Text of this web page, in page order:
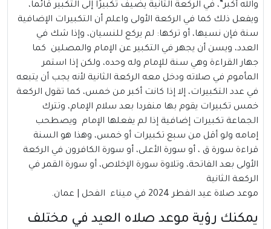
والله أكبر”، في الركعة الثانية يضيف تكبيرًا إلى التكبير قائما،
ويفعل ذلك كما في الركعة الأولى واعلم أن التكبيرات الإضافية
سنة فإن نسيها، أو تركها: لم يركع للنسيان، وإذا شك في
العدد، ويسن أن يجهر في التكبير عن الإمام والمصلين كما
جهار القراءة وهي سنة للإمام وله وحده، ولكن إذا استمر
المأموم في صلاته ودخل معه الركعة الثانية لأنه يجب أن يتبعه
في عدد التكبيرات، إلا إذا كانت أكبر من خمس، كما تقول الركعة
خمس تكبيرات يقوم بها منفردا بعد سلام الإمام، وتترك
الجماعة تكبيرات إضافية إذا لم يفعلها الإمام ويصطحب
إمامه ولو أقل من سبع تكبيرات أو خمس، وهذا هو السنة
قراءة سورة ق ، أو سورة الأعلى، أو سورة الكافرون في الركعة
الأولى بعد الفاتحة، وتلاوة سورة الإخلاص، أو سورة القمر في
الركعة الثانية
موعد صلاة عيد الفطر 2024 في ميناء الفحل | عمان.
يمكنك رؤية موعد صلاه العيد في مختلف